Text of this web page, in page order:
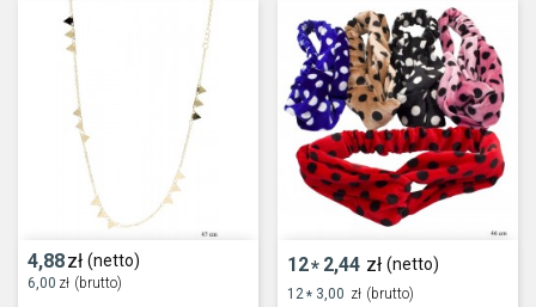
4,88zł (netto)
6,00 zł (brutto)
12* 2,44 zł (netto)
12 * 3,00 zł (brutto)